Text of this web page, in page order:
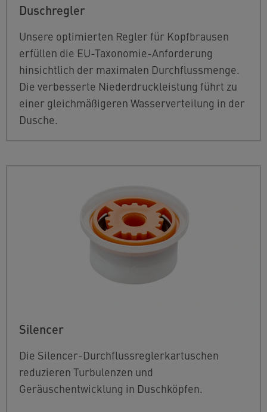
Duschregler
Unsere optimierten Regler für Kopfbrausen
erfüllen die EU-Taxonomie-Anforderung
hinsichtlich der maximalen Durchflussmenge.
Die verbesserte Niederdruckleistung führt zu
einer gleichmäßigeren Wasserverteilung in der
Dusche.
Silencer
Die Silencer-Durchflussreglerkartuschen
reduzieren Turbulenzen und
Geräuschentwicklung in Duschköpfen.